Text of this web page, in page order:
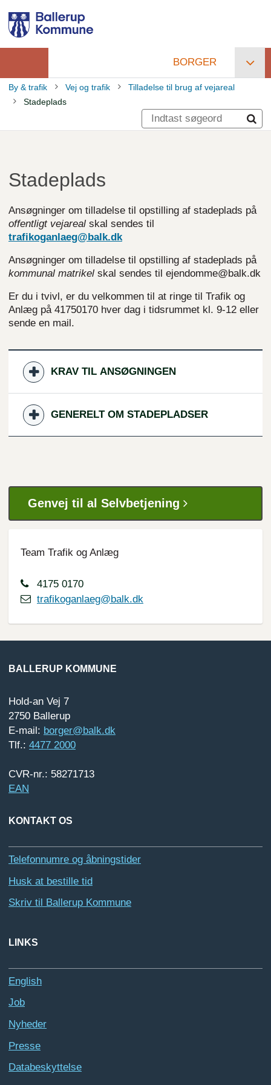
hovedindhold
Primær
navigation
BORGER
Brødkrumme
By & trafik Vej og trafik
Tilladelse til brug af vejareal
Stadeplads
Stadeplads
Ansøgninger om tilladelse til opstilling af stadeplads på
offentligt vejareal skal sendes til
trafikoganlaeg@balk.dk
Ansøgninger om tilladelse til opstilling af stadeplads på
kommunal matrikel skal sendes til ejendomme@balk.dk
Er du i tvivl, er du velkommen til at ringe til Trafik og
Anlæg på 41750170 hver dag i tidsrummet kl. 9-12 eller
sende en mail.
KRAV TIL ANSØGNINGEN
GENERELT OM STADEPLADSER
Genvej til al Selvbetjening
Team Trafik og Anlæg
4175 0170
trafikoganlaeg@balk.dk
BALLERUP KOMMUNE
Hold-an Vej 7
2750 Ballerup
E-mail: borger@balk.dk
Tlf.: 4477 2000
CVR-nr.: 58271713
EAN
KONTAKT OS
Telefonnumre og åbningstider
Husk at bestille tid
Skriv til Ballerup Kommune
LINKS
English
Job
Nyheder
Presse
Databeskyttelse